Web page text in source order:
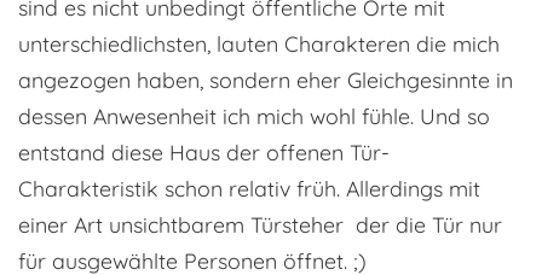
sind es nicht unbedingt öffentliche Orte mit
unterschiedlichsten, lauten Charakteren die mich
angezogen haben, sondern eher Gleichgesinnte in
dessen Anwesenheit ich mich wohl fühle. Und so
entstand diese Haus der offenen Tür-
Charakteristik schon relativ früh. Allerdings mit
einer Art unsichtbarem Türsteher der die Tür nur
für ausgewählte Personen öffnet. ;)